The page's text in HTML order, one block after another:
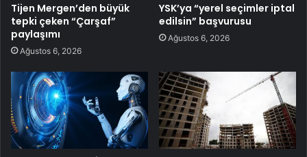
Tijen Mergen’den büyük
tepki çeken “Çarşaf”
paylaşımı
Ağustos 6, 2026
YSK’ya “yerel seçimler iptal
edilsin” başvurusu
Ağustos 6, 2026